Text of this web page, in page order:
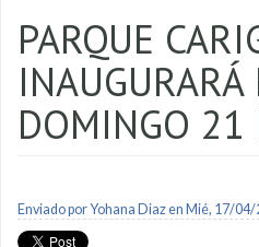
PARQUE
INAUGURARÁ
DOMINGO 21
Enviado porYohana Diazen Mié, 17/04/